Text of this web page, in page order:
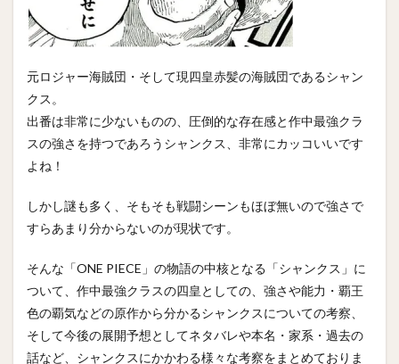
元ロジャー海賊団・そして現四皇赤髪の海賊団であるシャン
クス。
出番は非常に少ないものの、圧倒的な存在感と作中最強クラ
スの強さを持つであろうシャンクス、非常にカッコいいです
よね！
しかし謎も多く、そもそも戦闘シーンもほぼ無いので強さで
すらあまり分からないのが現状です。
そんな「ONE PIECE」の物語の中核となる「シャンクス」に
ついて、作中最強クラスの四皇としての、強さや能力・覇王
色の覇気などの原作から分かるシャンクスについての考察、
そして今後の展開予想としてネタバレや本名・家系・過去の
話など、シャンクスにかかわる様々な考察をまとめておりま